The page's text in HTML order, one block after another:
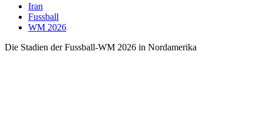
Iran
Fussball
WM 2026
Die Stadien der Fussball-WM 2026 in Nordamerika